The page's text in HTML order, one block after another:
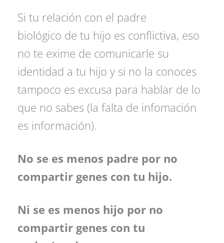
Si tu relación con el padre
biológico de tu hijo es conflictiva, eso
no te exime de comunicarle su
identidad a tu hijo y si no la conoces
tampoco es excusa para hablar de lo
que no sabes (la falta de infomación
es información).
No se es menos padre por no
compartir genes con tu hijo.
Ni se es menos hijo por no
compartir genes con tu